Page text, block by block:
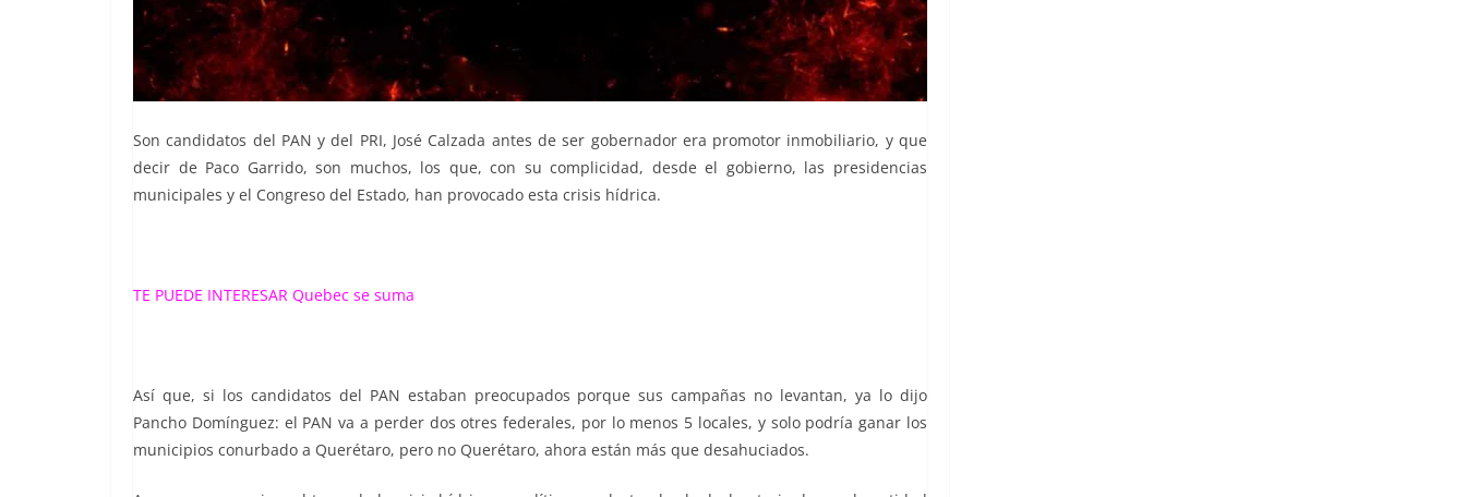
Son candidatos del PAN y del PRI, José Calzada antes de ser gobernador era promotor inmobiliario, y que
decir de Paco Garrido, son muchos, los que, con su complicidad, desde el gobierno, las presidencias
municipales y el Congreso del Estado, han provocado esta crisis hídrica.
TE PUEDE INTERESAR Quebec se suma
Así que, si los candidatos del PAN estaban preocupados porque sus campañas no levantan, ya lo dijo
Pancho Domínguez: el PAN va a perder dos otres federales, por lo menos 5 locales, y solo podría ganar los
municipios conurbado a Querétaro, pero no Querétaro, ahora están más que desahuciados.